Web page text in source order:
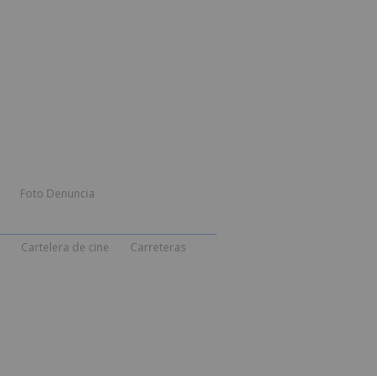
Foto Denuncia
Cartelera de cine Carreteras